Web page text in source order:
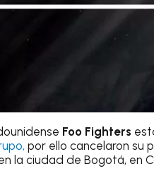
Foo Fighters
por ello cancelaron su
la ciudad de Bogotá, en